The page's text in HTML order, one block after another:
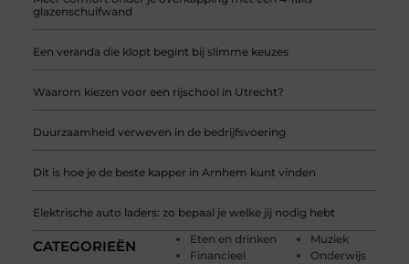
glazenschuifwand
Een veranda die klopt begint bij slimme keuzes
Waarom kiezen voor een rijschool in Utrecht?
Duurzaamheid verweven in de bedrijfsvoering
Dit is hoe je de beste kapper in Arnhem kunt vinden
Elektrische auto laders: zo bepaal je welke jij nodig hebt
CATEGORIEËN
Eten en drinken
Financieel
Muziek
Onderwijs